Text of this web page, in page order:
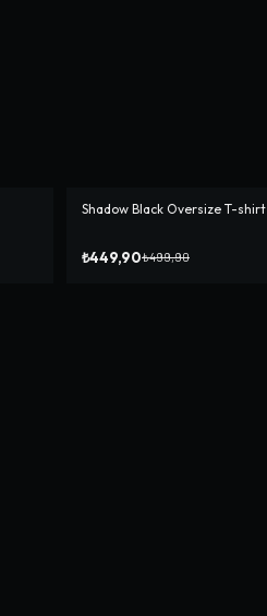
-%10
Shadow Black Oversize T-shirt
₺449,90₺499,90